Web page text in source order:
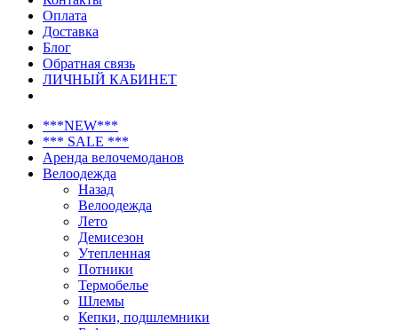
Оплата
Доставка
Блог
Обратная связь
ЛИЧНЫЙ КАБИНЕТ
***NEW***
*** SALE ***
Аренда велочемоданов
Велоодежда
Назад
Велоодежда
Лето
Демисезон
Утепленная
Потники
Термобелье
Шлемы
Кепки, подшлемники